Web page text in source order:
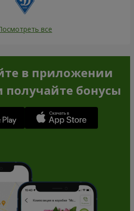
все
в приложении
получайте бонусы